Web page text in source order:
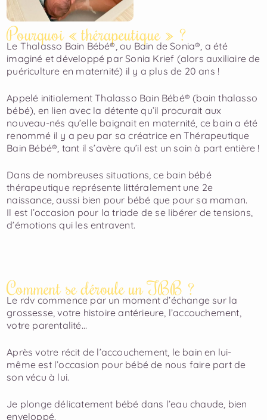
Pourquoi « thérapeutique » ?
Le Thalasso Bain Bébé®, ou Bain de Sonia®, a été
imaginé et ​développé par Sonia Krief (alors auxiliaire de
puériculture en ​maternité) il y a plus de 20 ans !
Appelé initialement Thalasso Bain Bébé® (bain thalasso
bébé), en ​lien avec la détente qu’il procurait aux
nouveau-nés qu’elle baignait ​en maternité, ce bain a été
renommé il y a peu par sa créatrice en ​Thérapeutique
Bain Bébé®, tant il s’avère qu’il est un soin à part ​entière !
Dans de nombreuses situations, ce bain bébé
thérapeutique ​représente littéralement une 2e
naissance, aussi bien pour bébé que ​pour sa maman.
Il est l’occasion pour la triade de se libérer de ​tensions,
d’émotions qui les entravent.
Comment se déroule un TBB ?
Le rdv commence par un moment d’échange sur la
grossesse, votre ​histoire antérieure, l’accouchement,
votre parentalité…
Après votre récit de l’accouchement, le bain en lui-
même est l’occasion ​pour bébé de nous faire part de
son vécu à lui.
Je plonge délicatement bébé dans l’eau chaude, bien
enveloppé.